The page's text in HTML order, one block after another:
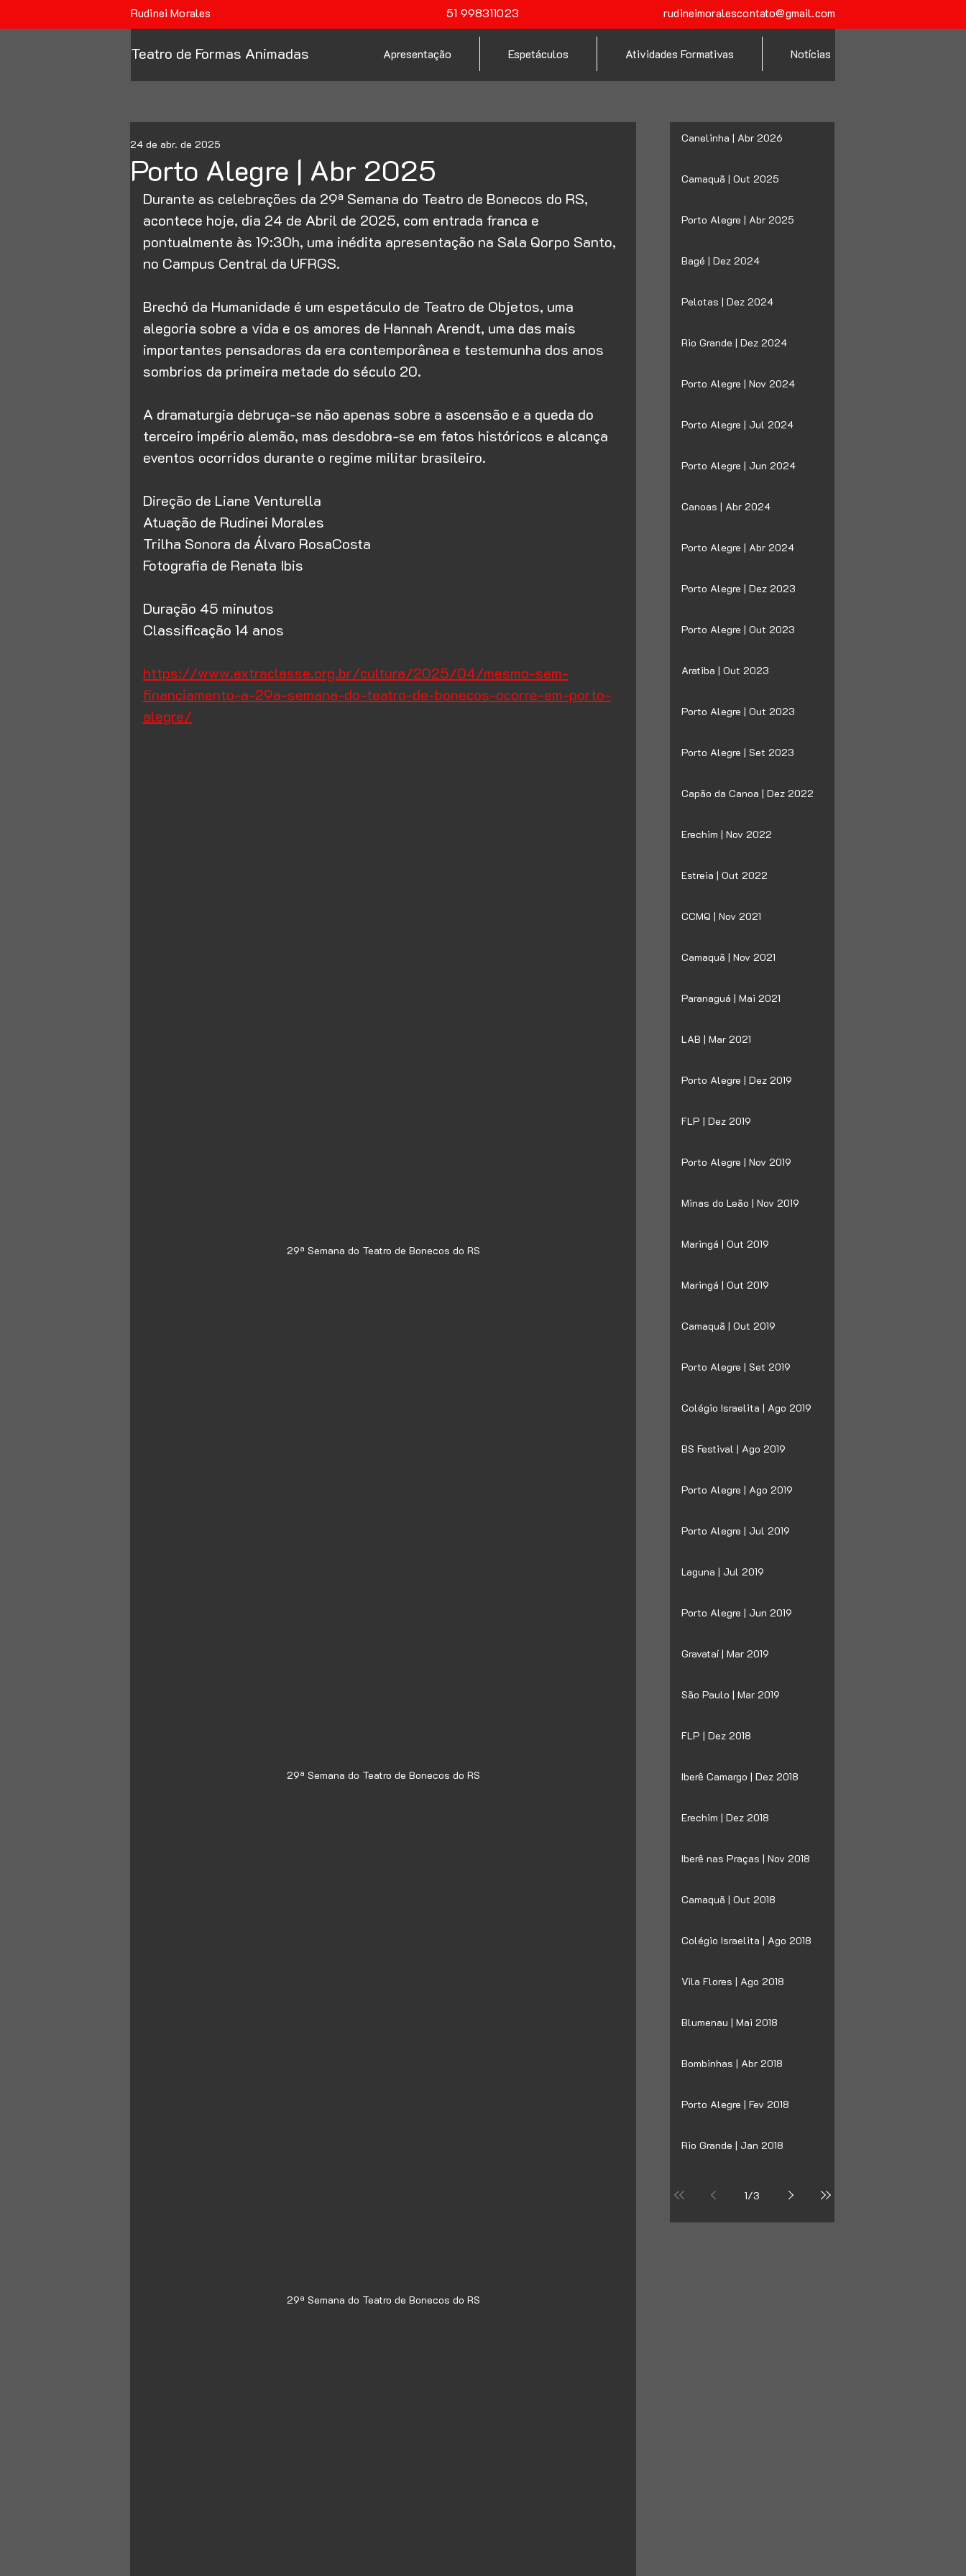
Teatro de Formas Animadas Apresentação Espetáculos Atividades Formativas Notícias
Rudinei Morales 51 998311023 rudineimoralescontato@gmail.com
Porto Alegre | Abr 2025
24 de abr. de 2025
Durante as celebrações da 29ª Semana do Teatro de Bonecos do RS,
acontece hoje, dia 24 de Abril de 2025, com entrada franca e
pontualmente às 19:30h, uma inédita apresentação na Sala Qorpo Santo,
no Campus Central da UFRGS.
Brechó da Humanidade é um espetáculo de Teatro de Objetos, uma
alegoria sobre a vida e os amores de Hannah Arendt, uma das mais
importantes pensadoras da era contemporânea e testemunha dos anos
sombrios da primeira metade do século 20.
A dramaturgia debruça-se não apenas sobre a ascensão e a queda do
terceiro império alemão, mas desdobra-se em fatos históricos e alcança
eventos ocorridos durante o regime militar brasileiro.
Direção de Liane Venturella
Atuação de Rudinei Morales
Trilha Sonora da Álvaro RosaCosta
Fotografia de Renata Ibis
Duração 45 minutos
Classificação 14 anos
https://www.extraclasse.org.br/cultura/2025/04/mesmo-sem-
financiamento-a-29a-semana-do-teatro-de-bonecos-ocorre-em-porto-
alegre/
29ª Semana do Teatro de Bonecos do RS
29ª Semana do Teatro de Bonecos do RS
29ª Semana do Teatro de Bonecos do RS
Canelinha | Abr 2026
Camaquã | Out 2025
Porto Alegre | Abr 2025
Bagé | Dez 2024
Pelotas | Dez 2024
Rio Grande | Dez 2024
Porto Alegre | Nov 2024
Porto Alegre | Jul 2024
Porto Alegre | Jun 2024
Canoas | Abr 2024
Porto Alegre | Abr 2024
Porto Alegre | Dez 2023
Porto Alegre | Out 2023
Aratiba | Out 2023
Porto Alegre | Out 2023
Porto Alegre | Set 2023
Capão da Canoa | Dez 2022
Erechim | Nov 2022
Estreia | Out 2022
CCMQ | Nov 2021
Camaquã | Nov 2021
Paranaguá | Mai 2021
LAB | Mar 2021
Porto Alegre | Dez 2019
FLP | Dez 2019
Porto Alegre | Nov 2019
Minas do Leão | Nov 2019
Maringá | Out 2019
Maringá | Out 2019
Camaquã | Out 2019
Porto Alegre | Set 2019
Colégio Israelita | Ago 2019
BS Festival | Ago 2019
Porto Alegre | Ago 2019
Porto Alegre | Jul 2019
Laguna | Jul 2019
Porto Alegre | Jun 2019
Gravataí | Mar 2019
São Paulo | Mar 2019
FLP | Dez 2018
Iberê Camargo | Dez 2018
Erechim | Dez 2018
Iberê nas Praças | Nov 2018
Camaquã | Out 2018
Colégio Israelita | Ago 2018
Vila Flores | Ago 2018
Blumenau | Mai 2018
Bombinhas | Abr 2018
Porto Alegre | Fev 2018
Rio Grande | Jan 2018
1/3